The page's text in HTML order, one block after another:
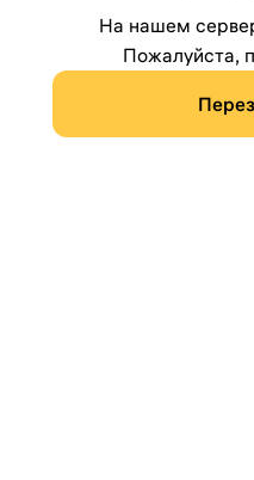
На нашем
Пожалуйста,